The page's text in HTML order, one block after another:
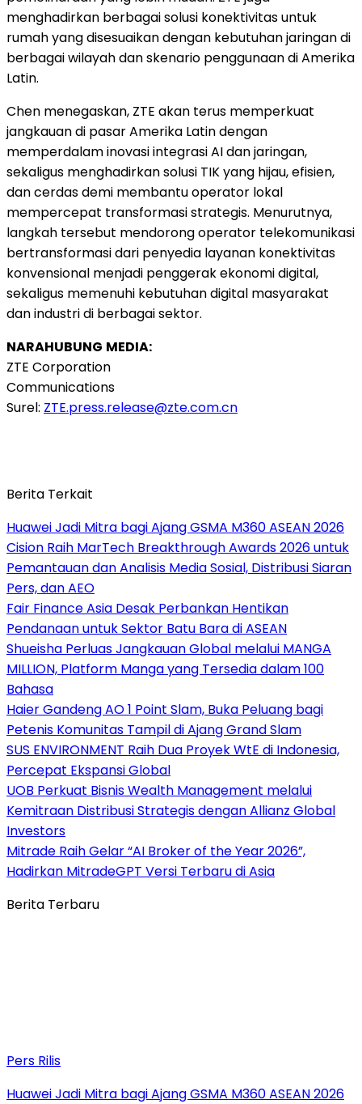
menghadirkan berbagai solusi konektivitas untuk
rumah yang disesuaikan dengan kebutuhan jaringan di
berbagai wilayah dan skenario penggunaan di Amerika
Latin.
Chen menegaskan, ZTE akan terus memperkuat
jangkauan di pasar Amerika Latin dengan
memperdalam inovasi integrasi AI dan jaringan,
sekaligus menghadirkan solusi TIK yang hijau, efisien,
dan cerdas demi membantu operator lokal
mempercepat transformasi strategis. Menurutnya,
langkah tersebut mendorong operator telekomunikasi
bertransformasi dari penyedia layanan konektivitas
konvensional menjadi penggerak ekonomi digital,
sekaligus memenuhi kebutuhan digital masyarakat
dan industri di berbagai sektor.
NARAHUBUNG MEDIA:
ZTE Corporation
Communications
Surel: ZTE.press.release@zte.com.cn
Berita Terkait
Huawei Jadi Mitra bagi Ajang GSMA M360 ASEAN 2026
Cision Raih MarTech Breakthrough Awards 2026 untuk
Pemantauan dan Analisis Media Sosial, Distribusi Siaran
Pers, dan AEO
Fair Finance Asia Desak Perbankan Hentikan
Pendanaan untuk Sektor Batu Bara di ASEAN
Shueisha Perluas Jangkauan Global melalui MANGA
MILLION, Platform Manga yang Tersedia dalam 100
Bahasa
Haier Gandeng AO 1 Point Slam, Buka Peluang bagi
Petenis Komunitas Tampil di Ajang Grand Slam
SUS ENVIRONMENT Raih Dua Proyek WtE di Indonesia,
Percepat Ekspansi Global
UOB Perkuat Bisnis Wealth Management melalui
Kemitraan Distribusi Strategis dengan Allianz Global
Investors
Mitrade Raih Gelar “AI Broker of the Year 2026”,
Hadirkan MitradeGPT Versi Terbaru di Asia
Berita Terbaru
Pers Rilis
Huawei Jadi Mitra bagi Ajang GSMA M360 ASEAN 2026